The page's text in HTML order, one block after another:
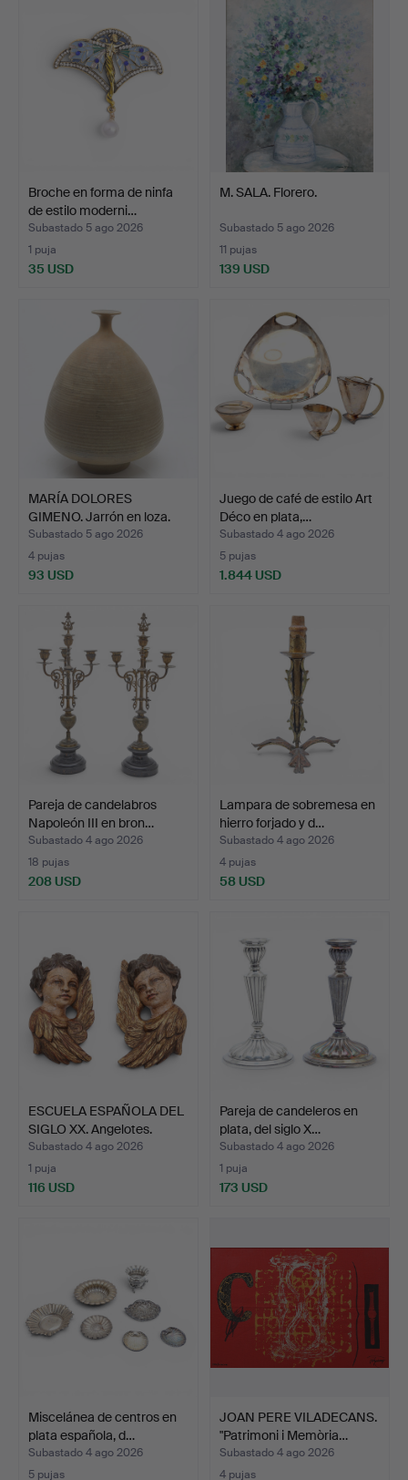
Broche en forma de ninfa
de estilo moderni…
Subastado 5 ago 2026
1 puja
35 USD
M. SALA. Florero.
Subastado 5 ago 2026
11 pujas
139 USD
MARÍA DOLORES
GIMENO. Jarrón en loza.
Subastado 5 ago 2026
4 pujas
93 USD
Juego de café de estilo Art
Déco en plata,…
Subastado 4 ago 2026
5 pujas
1.844 USD
Pareja de candelabros
Napoleón III en bron…
Subastado 4 ago 2026
18 pujas
208 USD
Lampara de sobremesa en
hierro forjado y d…
Subastado 4 ago 2026
4 pujas
58 USD
ESCUELA ESPAÑOLA DEL
SIGLO XX. Angelotes.
Subastado 4 ago 2026
1 puja
116 USD
Pareja de candeleros en
plata, del siglo X…
Subastado 4 ago 2026
1 puja
173 USD
Miscelánea de centros en
plata española, d…
Subastado 4 ago 2026
5 pujas
JOAN PERE VILADECANS.
"Patrimoni i Memòria…
Subastado 4 ago 2026
4 pujas